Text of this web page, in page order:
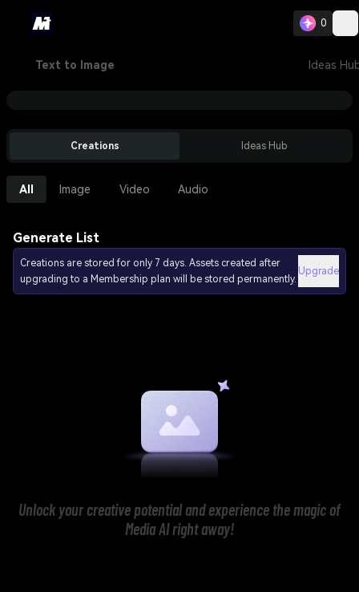
0
Text to Image Ideas
Creations Ideas Hub
All Image Video Audio
Generate List
Creations are stored for only 7 days. Assets created after
upgrading to a Membership plan will be stored permanently.
Upgrade
Unlock your creative potential and experience the magic of
Media AI right away!